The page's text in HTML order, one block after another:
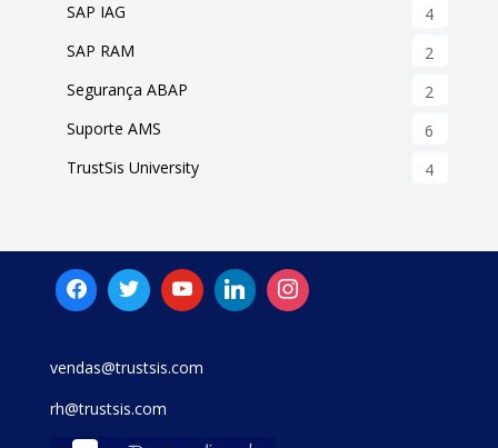
SAP IAG
4
SAP RAM
2
Segurança ABAP
2
Suporte AMS
6
TrustSis University
4
vendas@trustsis.com
rh@trustsis.com